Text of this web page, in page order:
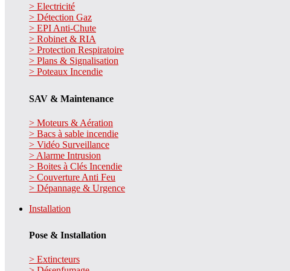
> Electricité
> Détection Gaz
> EPI Anti-Chute
> Robinet & RIA
> Protection Respiratoire
> Plans & Signalisation
> Poteaux Incendie
SAV & Maintenance
> Moteurs & Aération
> Bacs à sable incendie
> Vidéo Surveillance
> Alarme Intrusion
> Boites à Clés Incendie
> Couverture Anti Feu
> Dépannage & Urgence
Installation
Pose & Installation
> Extincteurs